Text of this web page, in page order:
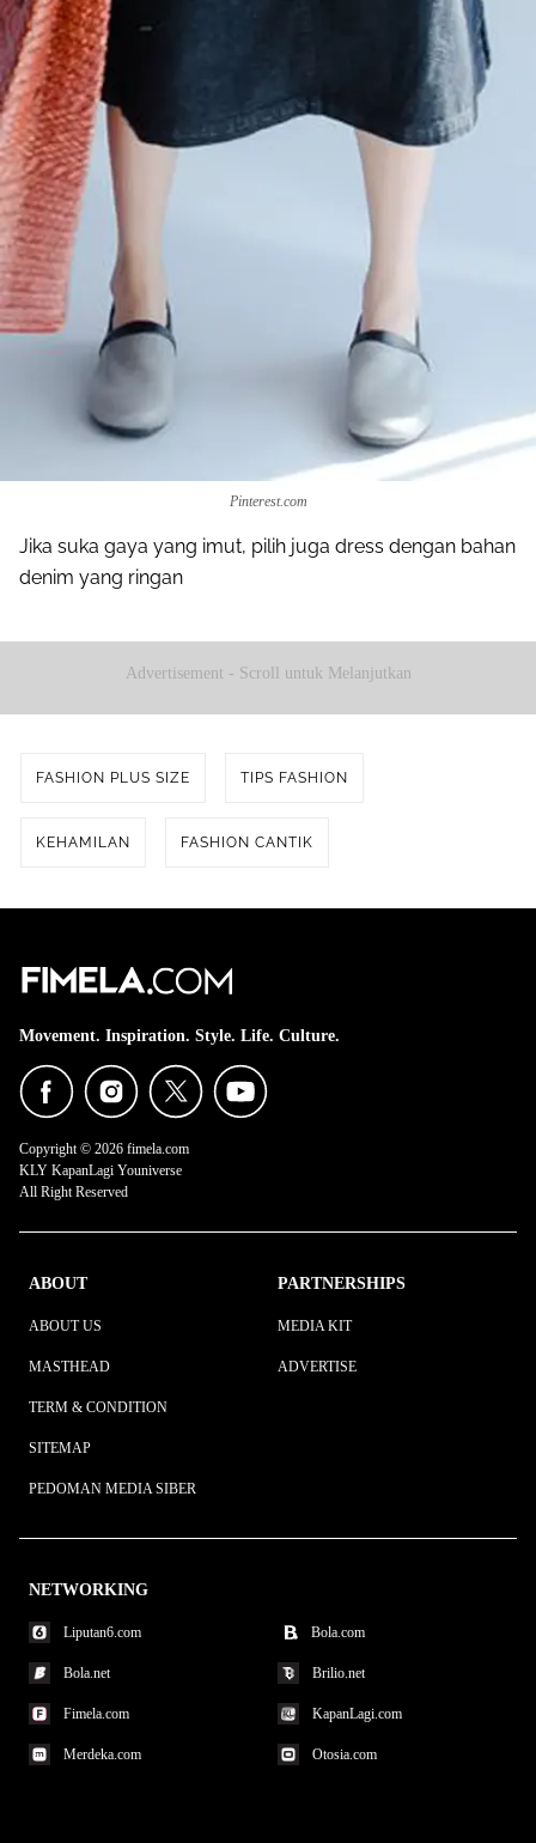
Pinterest.com
Jika suka gaya yang imut, pilih juga dress dengan bahan
denim yang ringan
Advertisement - Scroll untuk Melanjutkan
FASHION PLUS SIZE TIPS FASHION
KEHAMILAN FASHION CANTIK
Movement. Inspiration. Style. Life. Culture.
Copyright © 2026 fimela.com
KLY KapanLagi Youniverse
All Right Reserved
ABOUT
ABOUT US
MASTHEAD
TERM & CONDITION
SITEMAP
PEDOMAN MEDIA SIBER
PARTNERSHIPS
MEDIA KIT
ADVERTISE
NETWORKING
Liputan6.com Bola.com
Bola.net Brilio.net
Fimela.com KapanLagi.com
Merdeka.com Otosia.com